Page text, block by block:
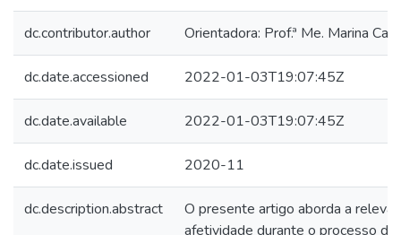
dc.contributor.author Orientadora: Prof.ª Me. Marina
dc.date.accessioned 2022-01-03T19:07:45Z
dc.date.available 2022-01-03T19:07:45Z
dc.date.issued 2020-11
dc.description.abstract
O presente artigo aborda a
afetividade durante o processo de